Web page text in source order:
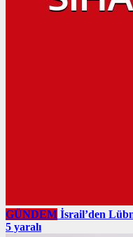
GÜNDEM İsrail’den
5 yaralı